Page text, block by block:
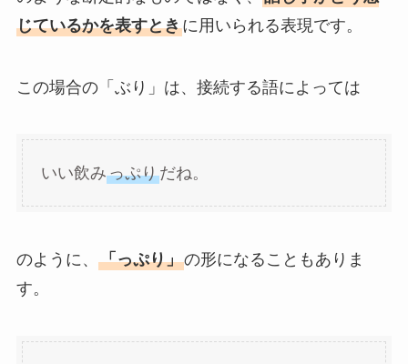
じているかを表すときに用いられる表現です。
この場合の「ぶり」は、接続する語によっては
いい飲みっぷりだね。
のように、 「っぷり」の形になることもありま
す。